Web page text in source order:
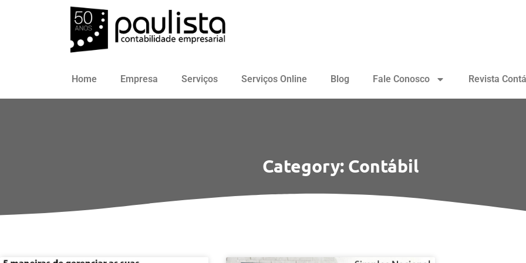
Home Empresa Serviços Serviços Online Blog Fale Conosco Revista
Category: Contábil